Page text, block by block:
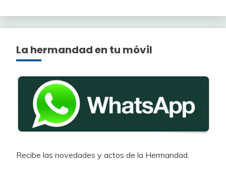
La hermandad en tu móvil
Recibe las novedades y actos de la Hermandad.